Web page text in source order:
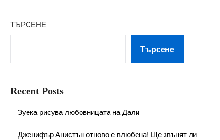
ТЪРСЕНЕ
Търсене
Recent Posts
Зуека рисува любовницата на Дали
Дженифър Анистън отново е влюбена! Ще звънят ли